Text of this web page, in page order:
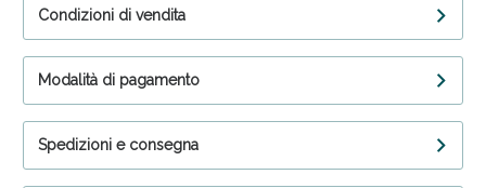
Condizioni di vendita
Modalità di pagamento
Spedizioni e consegna